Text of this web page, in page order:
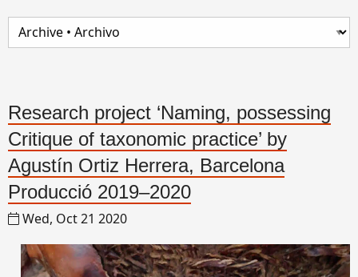
Research project ‘Naming, possessing
Critique of taxonomic practice’ by
Agustín Ortiz Herrera, Barcelona
Producció 2019–2020
Wed, Oct 21 2020